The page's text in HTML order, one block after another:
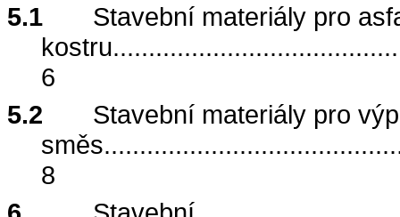
5.1
Stavební materiály pro
kostru
6
5.2
Stavební materiály pro
směs
8